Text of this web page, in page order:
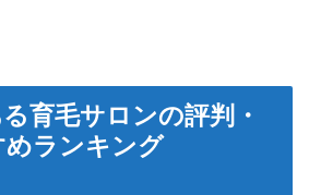
育毛サロンの評判・
ランキング